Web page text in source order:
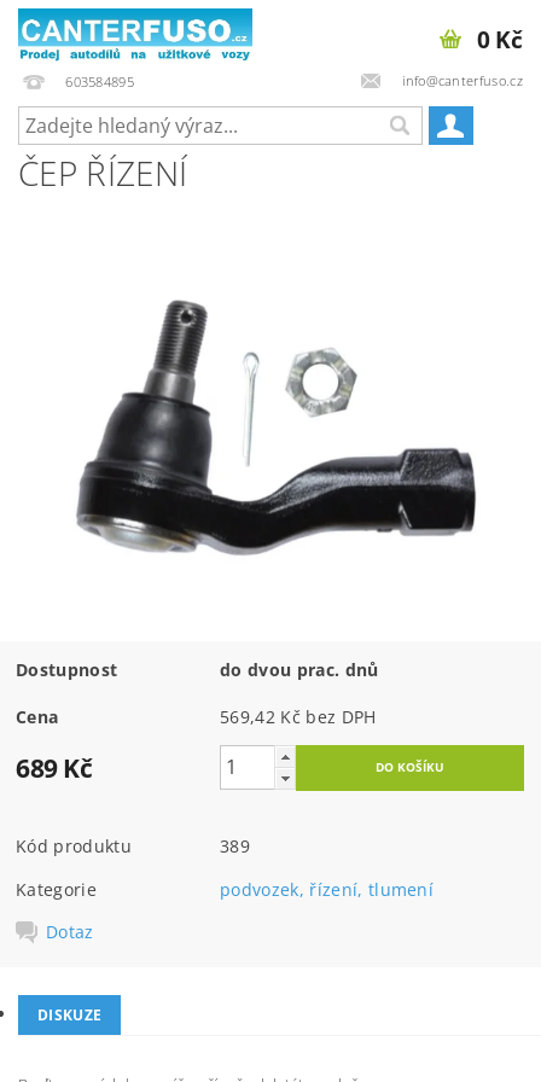
603584895 info@canterfuso.cz
0 Kč
ČEP ŘÍZENÍ
Dostupnost do dvou prac. dnů
Cena 569,42 Kč bez DPH
689 Kč
Kód produktu
389
Kategorie
podvozek, řízení, tlumení
Dotaz
DISKUZE